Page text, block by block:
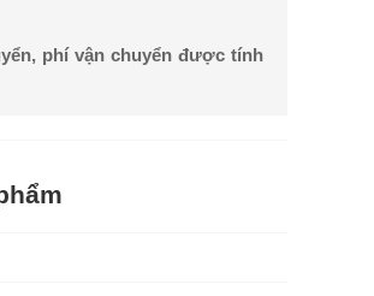
phí vận chuyển được tính